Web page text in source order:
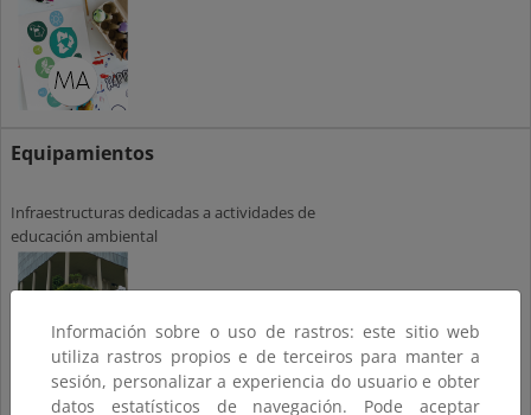
Equipamientos
Infraestructuras dedicadas a actividades de
educación ambiental
Información sobre o uso de rastros: este sitio web
utiliza rastros propios e de terceiros para manter a
sesión, personalizar a experiencia do usuario e obter
datos estatísticos de navegación. Pode aceptar